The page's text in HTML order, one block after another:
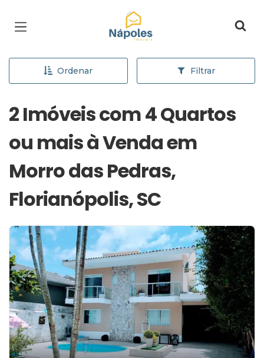
Página inicial
Ordenar Filtrar
2 Imóveis com 4 Quartos
ou mais à Venda em
Morro das Pedras,
Florianópolis, SC